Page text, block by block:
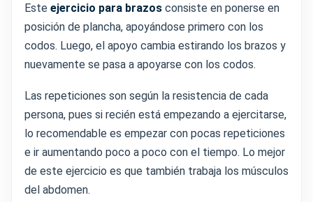
Este ejercicio para brazos consiste en ponerse en
posición de plancha, apoyándose primero con los
codos. Luego, el apoyo cambia estirando los brazos y
nuevamente se pasa a apoyarse con los codos.
Las repeticiones son según la resistencia de cada
persona, pues si recién está empezando a ejercitarse,
lo recomendable es empezar con pocas repeticiones
e ir aumentando poco a poco con el tiempo. Lo mejor
de este ejercicio es que también trabaja los músculos
del abdomen.